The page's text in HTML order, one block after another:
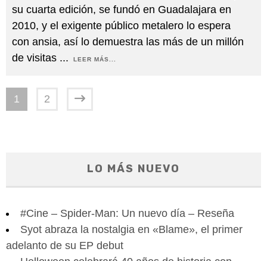
su cuarta edición, se fundó en Guadalajara en
2010, y el exigente público metalero lo espera
con ansia, así lo demuestra las más de un millón
de visitas ... LEER MÁS...
1 2
LO MÁS NUEVO
#Cine – Spider-Man: Un nuevo día – Reseña
Syot abraza la nostalgia en «Blame», el primer
adelanto de su EP debut